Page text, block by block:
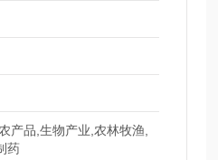
产品,生物产业,农林牧渔,
药